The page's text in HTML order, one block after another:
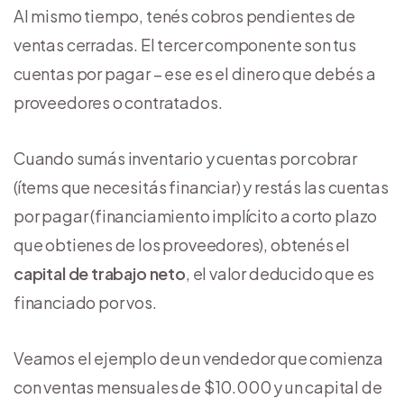
Al mismo tiempo, tenés cobros pendientes de
ventas cerradas. El tercer componente son tus
cuentas por pagar – ese es el dinero que debés a
proveedores o contratados.
Cuando sumás inventario y cuentas por cobrar
(ítems que necesitás financiar) y restás las cuentas
por pagar (financiamiento implícito a corto plazo
que obtienes de los proveedores), obtenés el
capital de trabajo neto, el valor deducido que es
financiado por vos.
Veamos el ejemplo de un vendedor que comienza
con ventas mensuales de $10.000 y un capital de